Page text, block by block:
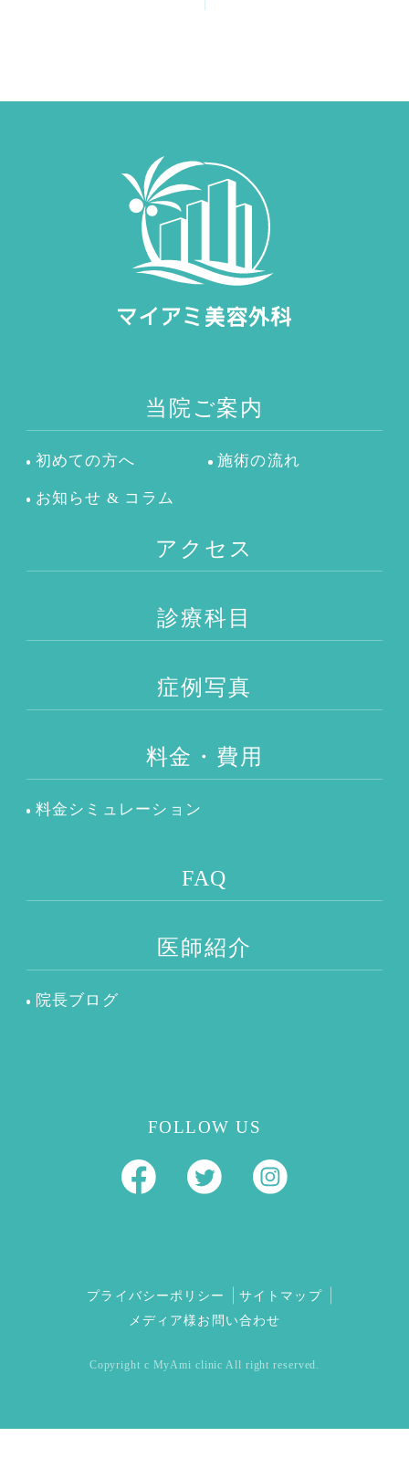
当院ご案内
初めての方へ 施術の流れ
お知らせ & コラム
アクセス
診療科目
症例写真
料金・費用
料金シミュレーション
FAQ
医師紹介
院長ブログ
FOLLOW US
プライバシーポリシー
サイトマップ
メディア様お問い合わせ
Copyright c MyAmi clinic All right reserved.